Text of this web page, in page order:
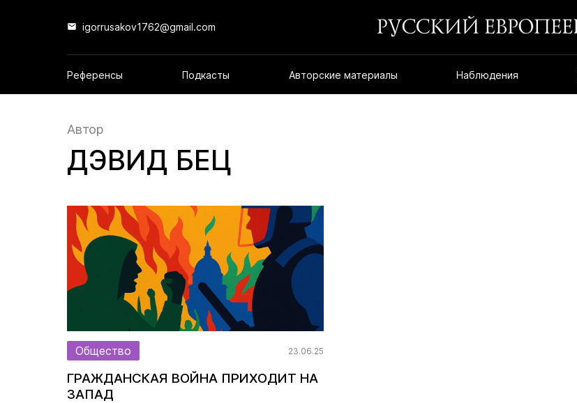
igorrusakov1762@gmail.com
Референсы Подкасты Авторские материалы Наблюдения
Автор
ДЭВИД БЕЦ
Общество 23.06.25
ГРАЖДАНСКАЯ ВОЙНА ПРИХОДИТ НА
ЗАПАД